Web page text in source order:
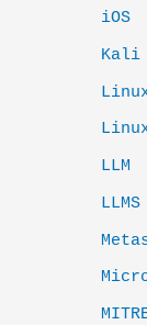
iOS
Kali
LLM
LLMS